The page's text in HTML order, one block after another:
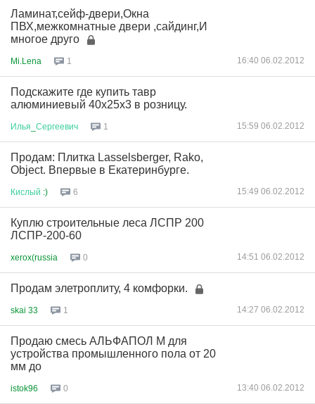
Ламинат,сейф-двери,Окна
ПВХ,межкомнатные двери ,сайдинг,И
многое друго
Mi.Lena 1 16:40 06.02.2012
Подскажите где купить тавр
алюминиевый 40х25х3 в розницу.
Илья Сергеевич 1 15:59 06.02.2012
Продам: Плитка Lasselsberger, Rako,
Object. Впервые в Екатеринбурге.
Кислый :) 6 15:49 06.02.2012
Куплю строительные леса ЛСПР 200
ЛСПР-200-60
xerox(russia 0 14:51 06.02.2012
Продам элетроплиту, 4 комфорки.
skai 33 1 14:27 06.02.2012
Продаю смесь АЛЬФАПОЛ М для
устройства промышленного пола от 20
мм до
istok96 0 13:40 06.02.2012